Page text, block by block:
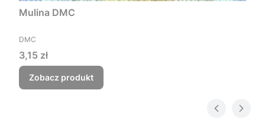
Mulina DMC
PRODUCENT
DMC
Cena
3,15 zł
Zobacz produkt